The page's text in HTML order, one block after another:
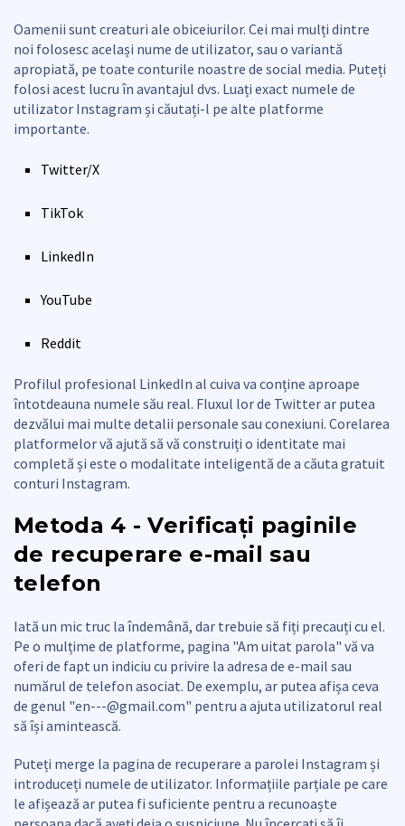
Oamenii sunt creaturi ale obiceiurilor. Cei mai mulți dintre
noi folosesc același nume de utilizator, sau o variantă
apropiată, pe toate conturile noastre de social media. Puteți
folosi acest lucru în avantajul dvs. Luați exact numele de
utilizator Instagram și căutați-l pe alte platforme
importante.
Twitter/X
TikTok
LinkedIn
YouTube
Reddit
Profilul profesional LinkedIn al cuiva va conține aproape
întotdeauna numele său real. Fluxul lor de Twitter ar putea
dezvălui mai multe detalii personale sau conexiuni. Corelarea
platformelor vă ajută să vă construiți o identitate mai
completă și este o modalitate inteligentă de a căuta gratuit
conturi Instagram.
Metoda 4 - Verificați paginile
de recuperare e-mail sau
telefon
Iată un mic truc la îndemână, dar trebuie să fiți precauți cu el.
Pe o mulțime de platforme, pagina "Am uitat parola" vă va
oferi de fapt un indiciu cu privire la adresa de e-mail sau
numărul de telefon asociat. De exemplu, ar putea afișa ceva
de genul "en---@gmail.com" pentru a ajuta utilizatorul real
să își amintească.
Puteți merge la pagina de recuperare a parolei Instagram și
introduceți numele de utilizator. Informațiile parțiale pe care
le afișează ar putea fi suficiente pentru a recunoaște